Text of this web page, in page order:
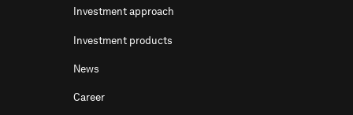
Investment approach
Investment products
News
Career